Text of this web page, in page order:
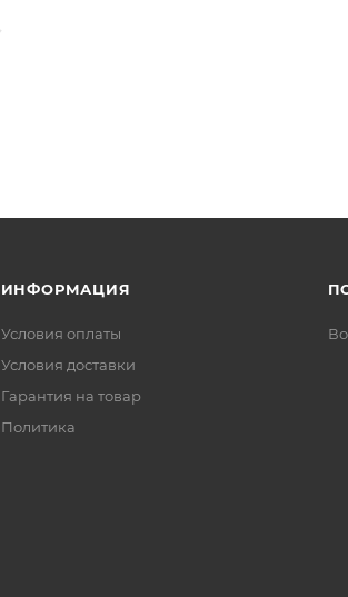
ИНФОРМАЦИЯ
Условия оплаты
Условия доставки
Гарантия на товар
Политика